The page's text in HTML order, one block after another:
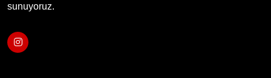
sunuyoruz.